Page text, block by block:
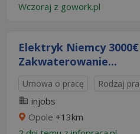
Wczoraj z gowork.pl
Elektryk Niemcy
Zakwaterowanie...
Umowa o pracę Rodzaj
injobs
Opole +13km